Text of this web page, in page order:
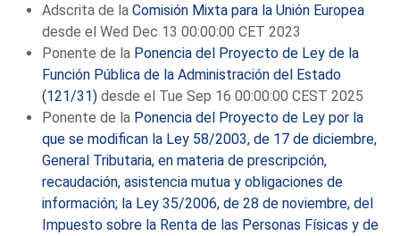
Adscrita de laComisión Mixta para la Unión Europea
desde el Wed Dec 13 00:00:00 CET 2023
Ponente de la Ponencia del Proyecto de Ley de la
Función Pública de la Administración del Estado
(121/31) desde el Tue Sep 16 00:00:00 CEST 2025
Ponente de la Ponencia del Proyecto de Ley por la
que se modifican la Ley 58/2003, de 17 de diciembre,
General Tributaria, en materia de prescripción,
recaudación, asistencia mutua y obligaciones de
información; la Ley 35/2006, de 28 de noviembre, del
Impuesto sobre la Renta de las Personas Físicas y de